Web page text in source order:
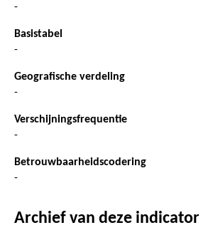
-
Basistabel
-
Geografische verdeling
-
Verschijningsfrequentie
-
Betrouwbaarheidscodering
-
Archief van deze indicator